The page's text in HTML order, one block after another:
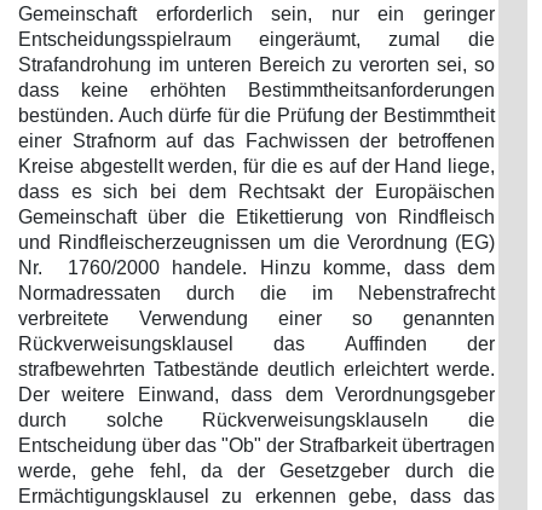
Gemeinschaft erforderlich sein, nur ein geringer
Entscheidungsspielraum eingeräumt, zumal die
Strafandrohung im unteren Bereich zu verorten sei, so
dass keine erhöhten Bestimmtheitsanforderungen
bestünden. Auch dürfe für die Prüfung der Bestimmtheit
einer Strafnorm auf das Fachwissen der betroffenen
Kreise abgestellt werden, für die es auf der Hand liege,
dass es sich bei dem Rechtsakt der Europäischen
Gemeinschaft über die Etikettierung von Rindfleisch
und Rindfleischerzeugnissen um die Verordnung (EG)
Nr. 1760/2000 handele. Hinzu komme, dass dem
Normadressaten durch die im Nebenstrafrecht
verbreitete Verwendung einer so genannten
Rückverweisungsklausel das Auffinden der
strafbewehrten Tatbestände deutlich erleichtert werde.
Der weitere Einwand, dass dem Verordnungsgeber
durch solche Rückverweisungsklauseln die
Entscheidung über das "Ob" der Strafbarkeit übertragen
werde, gehe fehl, da der Gesetzgeber durch die
Ermächtigungsklausel zu erkennen gebe, dass das